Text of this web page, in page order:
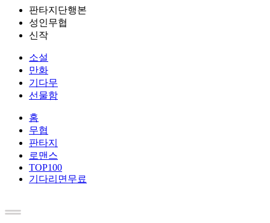
판타지단행본
성인무협
신작
소설
만화
기다무
선물함
홈
무협
판타지
로맨스
TOP100
기다리면무료